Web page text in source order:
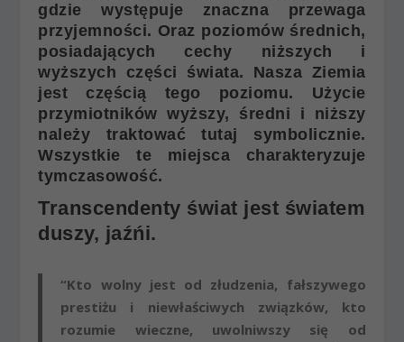
gdzie występuje znaczna przewaga
przyjemności. Oraz poziomów średnich,
posiadających cechy niższych i
wyższych części świata. Nasza Ziemia
jest częścią tego poziomu. Użycie
przymiotników wyższy, średni i niższy
należy traktować tutaj symbolicznie.
Wszystkie te miejsca charakteryzuje
tymczasowość.
Transcendenty świat jest światem
duszy, jaźńi.
“Kto wolny jest od złudzenia, fałszywego
prestiżu i niewłaściwych związków, kto
rozumie wieczne, uwolniwszy się od